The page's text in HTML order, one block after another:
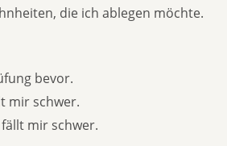
die ich ablegen möchte.
bevor.
mir schwer.
mir schwer.